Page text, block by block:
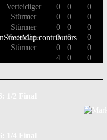
contributors
Verteidiger 0 0
0
Stürmer 0 0
0
Stürmer 0 0
0
Verteidiger 0 0
0
Stürmer 0 0
0
4 0 0